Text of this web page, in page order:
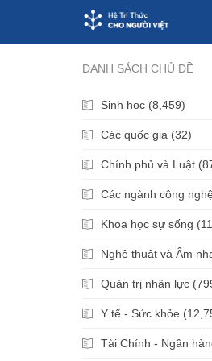
DANH SÁCH CHỦ ĐỀ
Sinh học (8,459)
Các quốc gia (32)
Chính phủ và Luật
Các ngành công
Khoa học sự sống
Nghệ thuật và Âm
Quản trị nhân lực
Y tế - Sức khỏe
Tài Chính - Ngân